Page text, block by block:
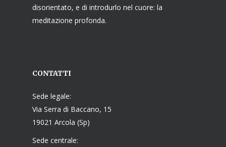
disorientato, e di introdurlo nel cuore: la
meditazione profonda.
CONTATTI
Sede legale:
Via Serra di Baccano, 15
19021 Arcola (Sp)
Sede centrale: